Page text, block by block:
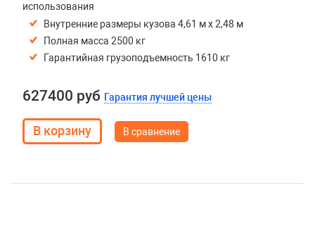
использования
Внутренние размеры кузова 4,61 м х 2,48 м
Полная масса 2500 кг
Гарантийная грузоподъемность 1610 кг
627400 руб Гарантия лучшей цены
В сравнение